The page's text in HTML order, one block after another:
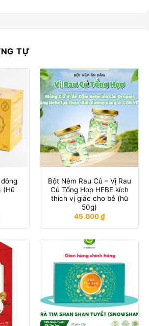
TỰ
(Hũ
Bột Nêm Rau Củ – Vị Rau
Củ Tổng Hợp HEBE kích
thích vị giác cho bé (hũ
50g)
45.000₫